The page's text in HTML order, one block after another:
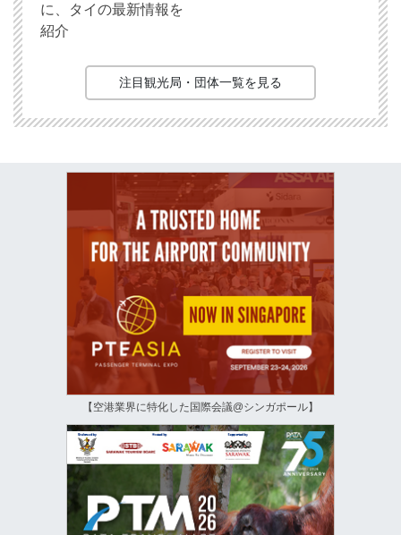
に、タイの最新情報を
紹介
注目観光局・団体一覧を見る
【空港業界に特化した国際会議@シンガポール】